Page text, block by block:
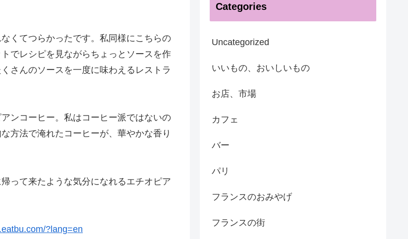
くてつらかったです。私同様にこちらの
でレシピを見ながらちょっとソースを作
さんのソースを一度に味わえるレストラ
ンコーヒー。私はコーヒー派ではないの
方法で淹れたコーヒーが、華やかな香り
って来たような気分になれるエチオピア
?lang=en
Categories
Uncategorized
いいもの、おいしいもの
お店、市場
カフェ
バー
パリ
フランスのおみやげ
フランスの街